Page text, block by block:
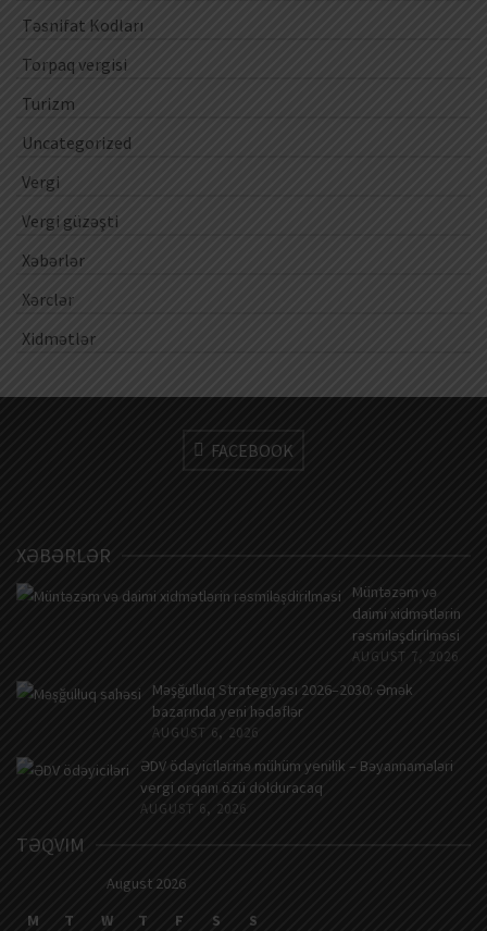
Təsnifat Kodları
Torpaq vergisi
Turizm
Uncategorized
Vergi
Vergi güzəşti
Xəbərlər
Xərclər
Xidmətlər
FACEBOOK
XƏBƏRLƏR
Müntəzəm və
daimi xidmətlərin
rəsmiləşdirilməsi
AUGUST 7, 2026
Məşğulluq Strategiyası 2026–2030: Əmək
bazarında yeni hədəflər
AUGUST 6, 2026
ƏDV ödəyicilərinə mühüm yenilik – Bəyannamələri
vergi orqanı özü dolduracaq
AUGUST 6, 2026
TƏQVIM
August 2026
M
T W T F S S